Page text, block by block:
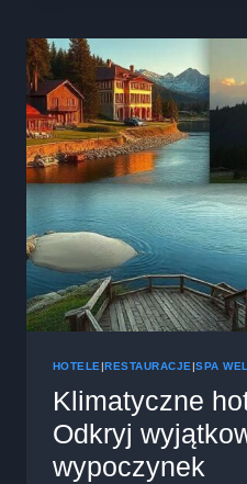
MIEJSCA
NA
HOTELE |RESTAURACJE |SPA
Klimatyczne
Odkryj
wypoczynek